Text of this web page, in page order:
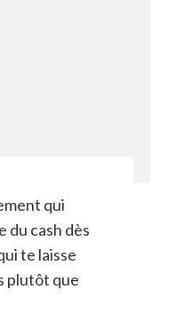
qui
du cash dès
te laisse
plutôt que